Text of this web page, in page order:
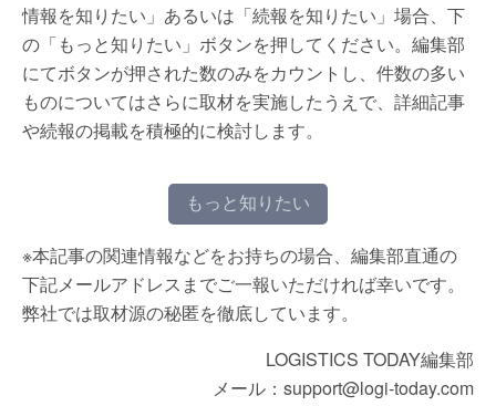
情報を知りたい」あるいは「続報を知りたい」場合、下
の「もっと知りたい」ボタンを押してください。編集部
にてボタンが押された数のみをカウントし、件数の多い
ものについてはさらに取材を実施したうえで、詳細記事
や続報の掲載を積極的に検討します。
もっと知りたい
※本記事の関連情報などをお持ちの場合、編集部直通の
下記メールアドレスまでご一報いただければ幸いです。
弊社では取材源の秘匿を徹底しています。
LOGISTICS TODAY編集部
メール：support@logi-today.com